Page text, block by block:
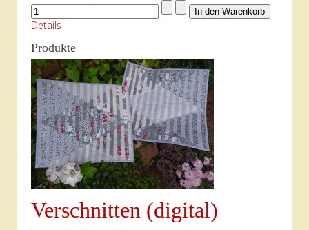
Details
Produkte
Verschnitten (digital)